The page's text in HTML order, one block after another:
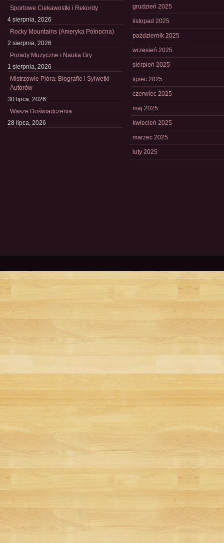
Sportowe Ciekawostki i Rekordy
4 sierpnia, 2026
Rocky Mountains (Ameryka Północna)
2 sierpnia, 2026
Porady Muzyczne i Nauka Gry
1 sierpnia, 2026
Mistrzowie Pióra: Biografie i Sylwetki
Autorów
30 lipca, 2026
Wasze Doświadczenia
28 lipca, 2026
grudzień 2025
listopad 2025
październik 2025
wrzesień 2025
sierpień 2025
lipiec 2025
czerwiec 2025
maj 2025
kwiecień 2025
marzec 2025
luty 2025